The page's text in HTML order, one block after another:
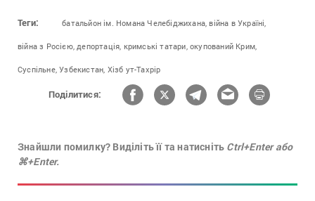
Теги: батальйон ім. Номана Челебіджихана, війна в Україні,
війна з Росією, депортація, кримські татари, окупований Крим,
Суспільне, Узбекистан, Хізб ут-Тахрір
Поділитися:
Знайшли помилку? Виділіть її та натисніть Ctrl+Enter або
⌘+Enter.